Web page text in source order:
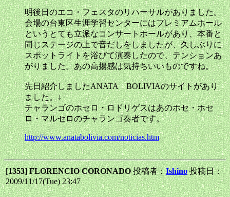
明後日のエコ・フェスタのリハーサルがありました。
会場の台東区生涯学習センターにはプレミアムホール
というとても立派なコンサートホールがあり、本番と
同じステージの上で音だしをしましたが、久しぶりに
スポットライトを浴びて演奏したので、テンションあ
がりました。あの高揚感は気持ちいいものですね。
先日紹介しましたANATA BOLIVIAのサイトがあり
ました。↓
チャランゴのホセロ・ロドリゲスはあのホセ・ホセ
ロ・マルセロのチャランゴ奏者です。
http://www.anatabolivia.com/noticias.htm
[1353]FLORENCIO CORONADO投稿者：Ishino 投稿日：
2009/11/17(Tue) 23:47